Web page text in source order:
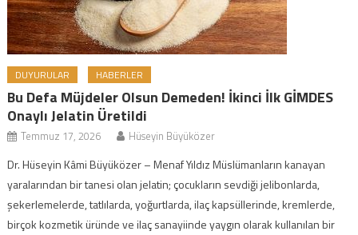
DUYURULAR HABERLER
Bu Defa Müjdeler Olsun Demeden! İkinci İlk GİMDES
Onaylı Jelatin Üretildi
Temmuz 17, 2026 Hüseyin Büyüközer
Dr. Hüseyin Kâmi Büyüközer – Menaf Yıldız Müslümanların kanayan
yaralarından bir tanesi olan jelatin; çocukların sevdiği jelibonlarda,
şekerlemelerde, tatlılarda, yoğurtlarda, ilaç kapsüllerinde, kremlerde,
birçok kozmetik üründe ve ilaç sanayiinde yaygın olarak kullanılan bir